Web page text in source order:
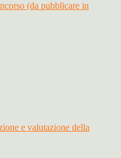
(da pubblicare in
e valutazione della